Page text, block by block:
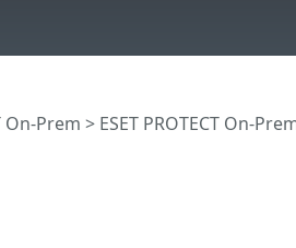
On-Prem > ESET PROTECT On-